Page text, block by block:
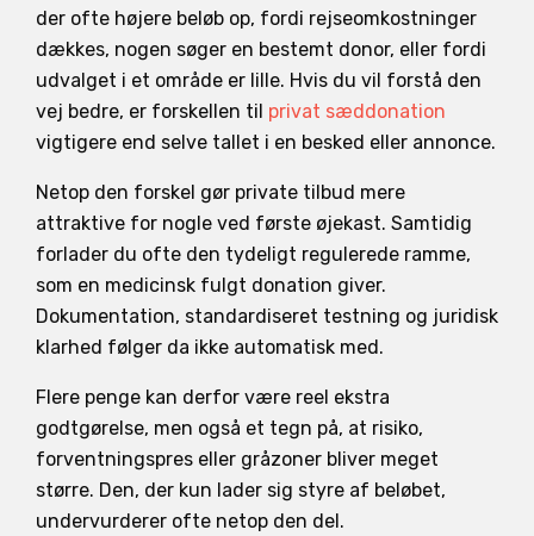
der ofte højere beløb op, fordi rejseomkostninger
dækkes, nogen søger en bestemt donor, eller fordi
udvalget i et område er lille. Hvis du vil forstå den
vej bedre, er forskellen til privat sæddonation
vigtigere end selve tallet i en besked eller annonce.
Netop den forskel gør private tilbud mere
attraktive for nogle ved første øjekast. Samtidig
forlader du ofte den tydeligt regulerede ramme,
som en medicinsk fulgt donation giver.
Dokumentation, standardiseret testning og juridisk
klarhed følger da ikke automatisk med.
Flere penge kan derfor være reel ekstra
godtgørelse, men også et tegn på, at risiko,
forventningspres eller gråzoner bliver meget
større. Den, der kun lader sig styre af beløbet,
undervurderer ofte netop den del.